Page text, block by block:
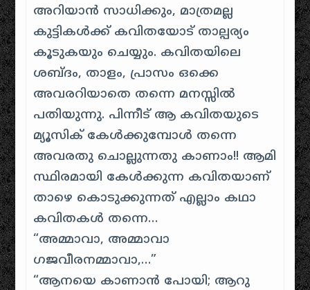
അറിയാൻ സാധിക്കും, മാത്രമല്ല
കുട്ടികൾക്ക് കവിതയോട് താല്പര്യം
കൂടുകയും ചെയ്യും. കവിതയിലെ
ശബ്ദം, താളം, പ്രാസം ഒക്കെ
അവരറിയാതെ തന്നെ മനസ്സിൽ
പതിയുന്നു. പിന്നീട് ആ കവിതയുടെ
മ്യൂസിക് കേൾക്കുമ്പോൾ തന്നെ
അവരതു ചൊല്ലുന്നതു കാണാം!! ആമി
സ്ഥിരമായി കേൾക്കുന്ന കവിതയാണ്
താഴെ കൊടുക്കുന്നത് എല്ലാം കഥാ
കവിതകൾ തന്നെ…
“അമ്മാവാ, അമ്മാവാ
ഗജവീരനമ്മാവാ,…”
“ആനയെ കാണാൻ പോയി; ആറു